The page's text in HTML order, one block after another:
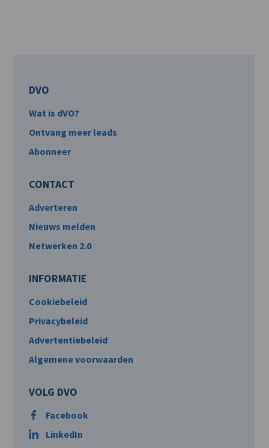
DVO
Wat is dVO?
Ontvang meer leads
Abonneer
CONTACT
Adverteren
Nieuws melden
Netwerken 2.0
INFORMATIE
Cookiebeleid
Privacybeleid
Advertentiebeleid
Algemene voorwaarden
VOLG DVO
Facebook
LinkedIn